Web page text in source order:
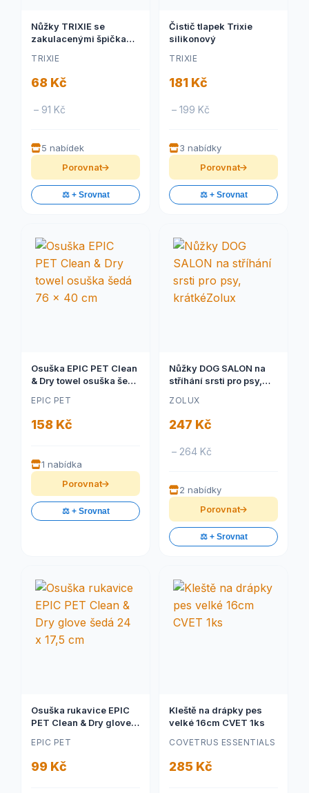
Nůžky TRIXIE se
zakulacenými špičkami
TRIXIE
68 Kč
– 91 Kč
5 nabídek
Porovnat
⚖️ + Srovnat
Čistič tlapek Trixie
silikonový
TRIXIE
181 Kč
– 199 Kč
3 nabídky
Porovnat
⚖️ + Srovnat
Osuška EPIC PET Clean
& Dry towel osuška šedá
EPIC PET
158 Kč
1 nabídka
Porovnat
⚖️ + Srovnat
Nůžky DOG SALON na
stříhání srsti pro psy,
ZOLUX
247 Kč
– 264 Kč
2 nabídky
Porovnat
⚖️ + Srovnat
Osuška rukavice EPIC
PET Clean & Dry glove
EPIC PET
99 Kč
Kleště na drápky pes
velké 16cm CVET 1ks
COVETRUS ESSENTIALS
285 Kč